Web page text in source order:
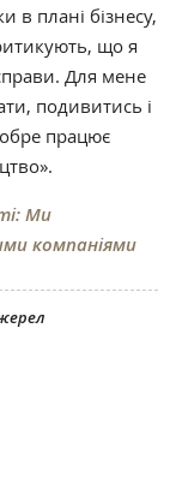
в плані бізнесу,
що я
Для мене
подивитись і
працює
Ми
компаніями